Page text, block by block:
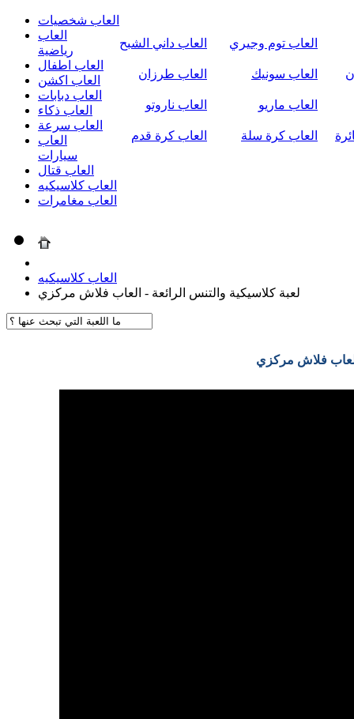
العاب شخصيات
العاب توم وجيري
العاب داني الشبح
العاب سونيك العاب طرزان
العاب ماريو العاب ناروتو
العاب
رياضية
العاب كرة سلة العاب كرة قدم
العاب اطفال
العاب اكشن
العاب دبابات
العاب ذكاء
العاب سرعة
العاب
سيارات
العاب قتال
العاب كلاسيكيه
العاب مغامرات
العاب كلاسيكيه
لعبة كلاسيكية والتنس الرائعة - العاب فلاش مركزي
العاب فلاش مركزي